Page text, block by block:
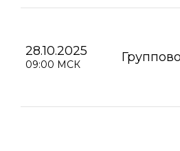
28.10.2025
09:00 МСК